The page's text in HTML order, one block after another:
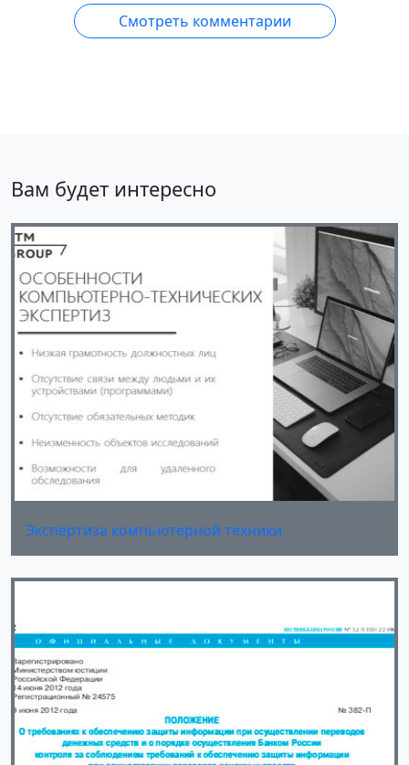
Смотреть комментарии
Вам будет интересно
Экспертиза компьютерной техники